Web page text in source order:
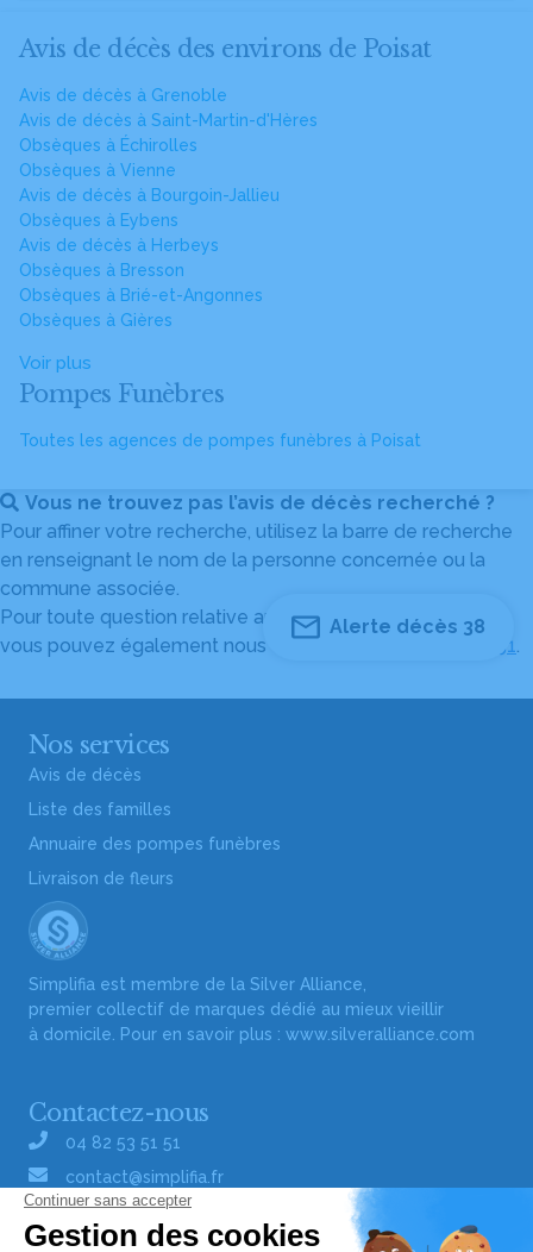
Avis de décès des environs de Poisat
Avis de décès à Grenoble
Avis de décès à Saint-Martin-d'Hères
Obsèques à Échirolles
Obsèques à Vienne
Avis de décès à Bourgoin-Jallieu
Obsèques à Eybens
Avis de décès à Herbeys
Obsèques à Bresson
Obsèques à Brié-et-Angonnes
Obsèques à Gières
Voir plus
Pompes Funèbres
Toutes les agences de pompes funèbres à Poisat
Vous ne trouvez pas l’avis de décès recherché ?
Pour affiner votre recherche, utilisez la barre de recherche
en renseignant le nom de la personne concernée ou la
commune associée.
Pour toute question relative au fonctionnement du site,
vous pouvez également nous contacter au
04 82 53 51 51.
Alerte décès 38
Nos services
Avis de décès
Liste des familles
Annuaire des pompes funèbres
Livraison de fleurs
Simplifia est membre de la Silver Alliance,
premier collectif de marques dédié au mieux vieillir
à domicile. Pour en savoir plus : www.silveralliance.com
Contactez-nous
04 82 53 51 51
contact@simplifia.fr